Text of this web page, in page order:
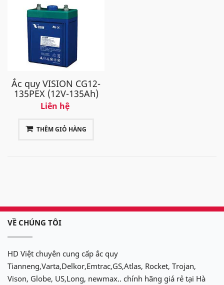
Ắc quy VISION CG12-
135PEX (12V-135Ah)
Liên hệ
THÊM GIỎ HÀNG
VỀ CHÚNG TÔI
HD Việt chuyên cung cấp ắc quy
Tianneng,Varta,Delkor,Emtrac,GS,Atlas, Rocket, Trojan,
Vison, Globe, US,Long, newmax.. chính hãng giá rẻ tại Hà